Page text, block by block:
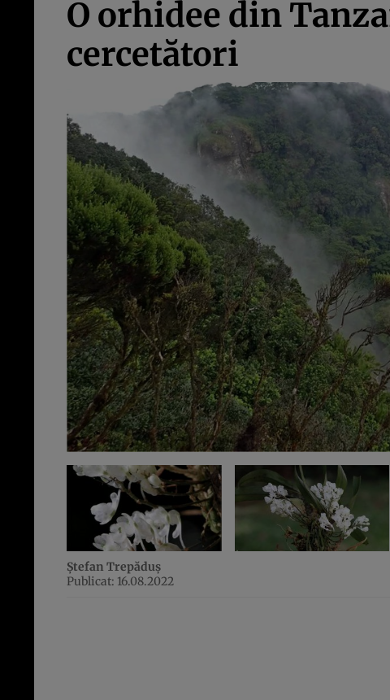
O orhidee din
cercetători
Ștefan Trepăduș
Publicat: 16.08.2022